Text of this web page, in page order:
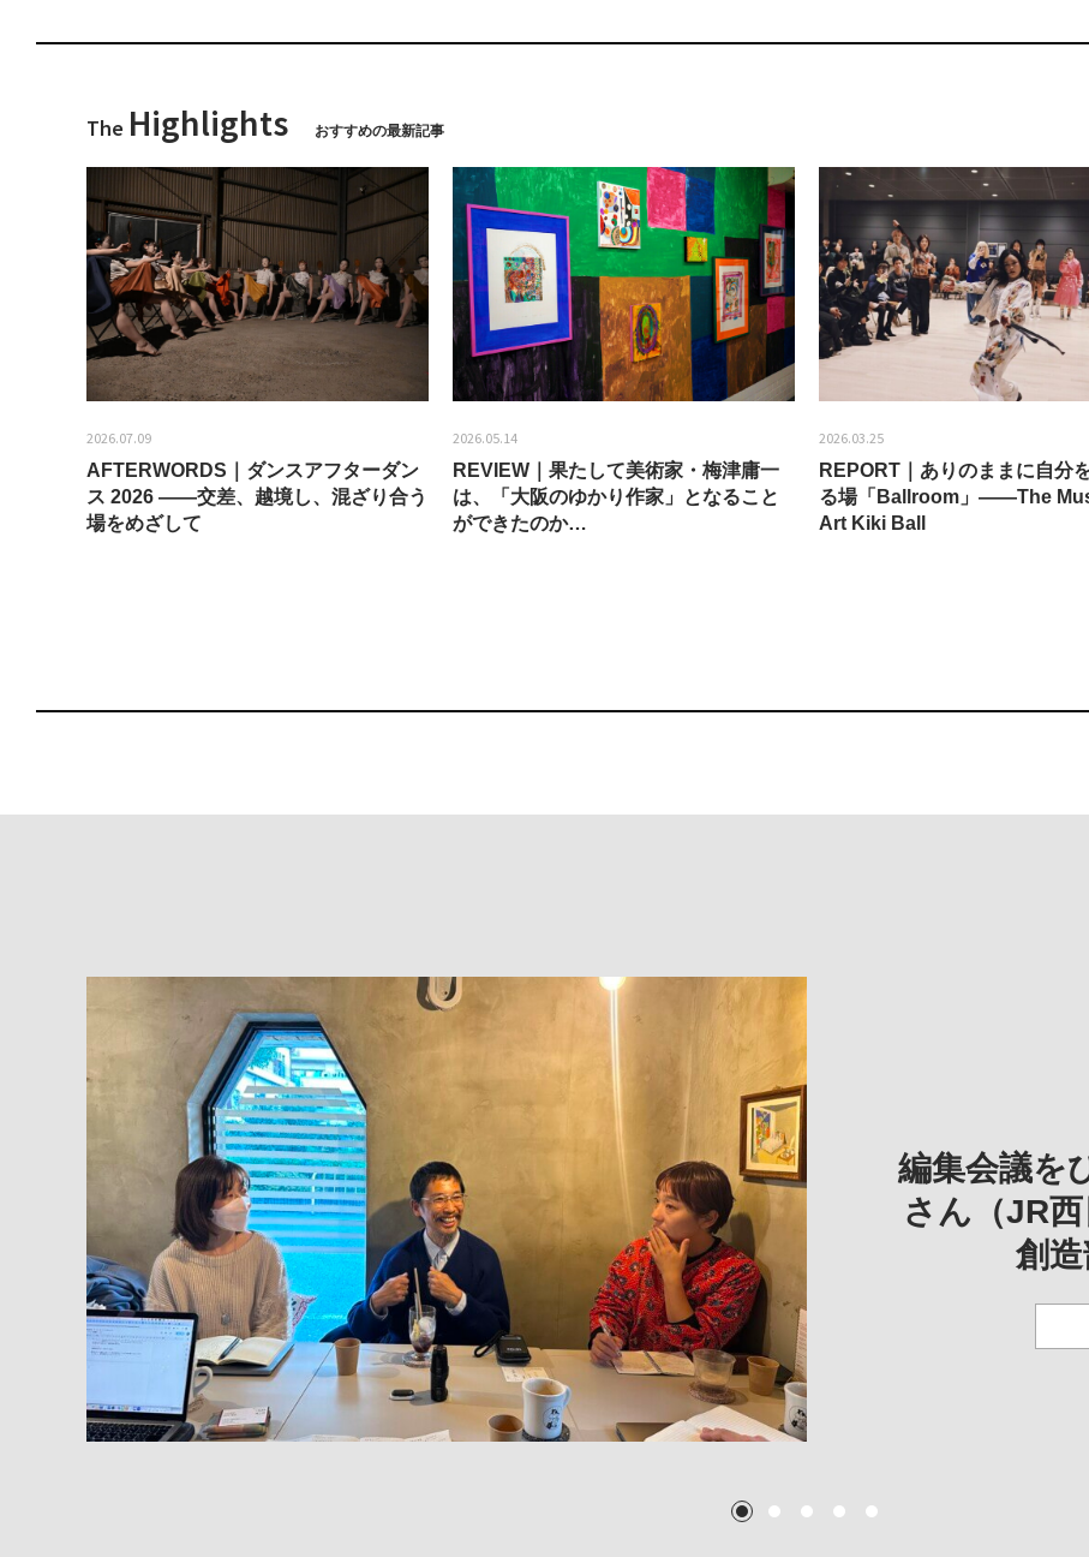
The Highlights おすすめの最新記事
2026.07.09
AFTERWORDS｜ダンスアフターダン
ス 2026 ——交差、越境し、混ざり合う
場をめざして
2026.05.14
REVIEW｜果たして美術家・梅津庸一
は、「大阪のゆかり作家」となること
ができたのか…
2026.03.25
REPORT｜ありのままに自分
る場「Ballroom」——The
Art Kiki Ball
編集会議を
さん（JR
創
REVIEW｜
一は、「大
こ
TEXT: 大島賛都 [ア
REVIEW｜
TEXT: 大島賛都 [ア
REVIEW｜
——「
TEXT: 大島賛都 [ア
1 2 3 4 5